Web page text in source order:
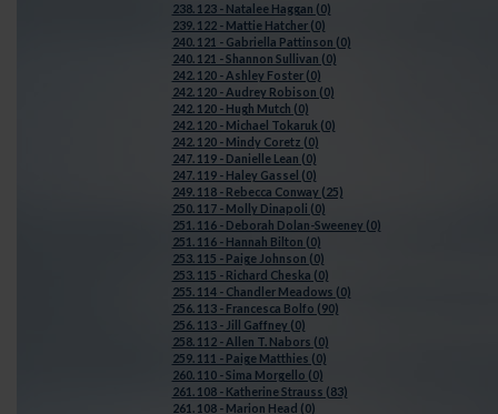
238. 123 - Natalee Haggan (0)
239. 122 - Mattie Hatcher (0)
240. 121 - Gabriella Pattinson (0)
240. 121 - Shannon Sullivan (0)
242. 120 - Ashley Foster (0)
242. 120 - Audrey Robison (0)
242. 120 - Hugh Mutch (0)
242. 120 - Michael Tokaruk (0)
242. 120 - Mindy Coretz (0)
247. 119 - Danielle Lean (0)
247. 119 - Haley Gassel (0)
249. 118 - Rebecca Conway (25)
250. 117 - Molly Dinapoli (0)
251. 116 - Deborah Dolan-Sweeney (0)
251. 116 - Hannah Bilton (0)
253. 115 - Paige Johnson (0)
253. 115 - Richard Cheska (0)
255. 114 - Chandler Meadows (0)
256. 113 - Francesca Bolfo (90)
256. 113 - Jill Gaffney (0)
258. 112 - Allen T. Nabors (0)
259. 111 - Paige Matthies (0)
260. 110 - Sima Morgello (0)
261. 108 - Katherine Strauss (83)
261. 108 - Marion Head (0)